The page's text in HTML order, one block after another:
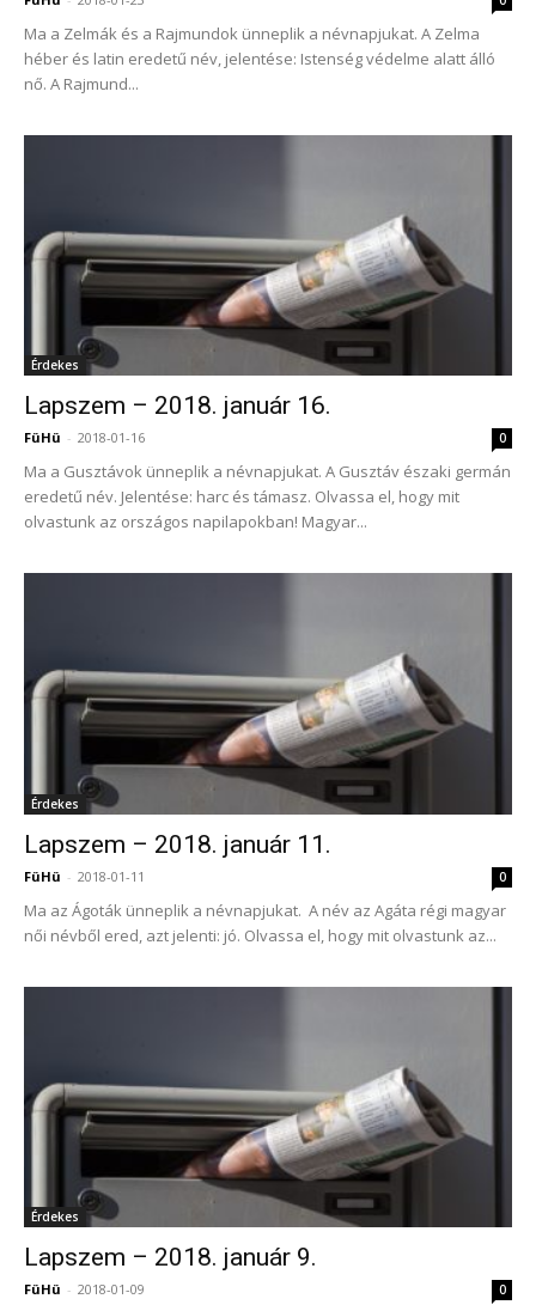
Ma a Zelmák és a Rajmundok ünneplik a névnapjukat. A Zelma
héber és latin eredetű név, jelentése: Istenség védelme alatt álló
nő. A Rajmund...
Érdekes
Lapszem – 2018. január 16.
FüHü - 2018-01-16 0
Ma a Gusztávok ünneplik a névnapjukat. A Gusztáv északi germán
eredetű név. Jelentése: harc és támasz. Olvassa el, hogy mit
olvastunk az országos napilapokban! Magyar...
Érdekes
Lapszem – 2018. január 11.
FüHü - 2018-01-11 0
Ma az Ágoták ünneplik a névnapjukat. A név az Agáta régi magyar
női névből ered, azt jelenti: jó. Olvassa el, hogy mit olvastunk az...
Érdekes
Lapszem – 2018. január 9.
FüHü - 2018-01-09 0